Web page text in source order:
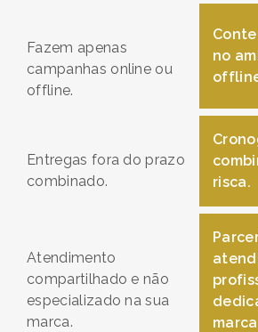
Fazem apenas
campanhas online ou
offline.
no
Entregas fora do prazo
combinado.
risca.
Atendimento
compartilhado e não
especializado na sua
marca.